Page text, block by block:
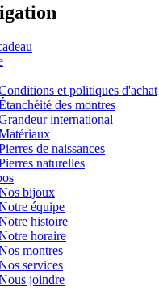
et politiques d'achat
des montres
international
de naissances
naturelles
bijoux
équipe
histoire
horaire
montres
services
joindre